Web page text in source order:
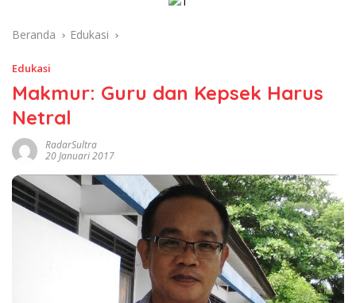
Beranda Edukasi
Edukasi
Makmur: Guru dan Kepsek Harus
Netral
RadarSultra
20 Januari 2017